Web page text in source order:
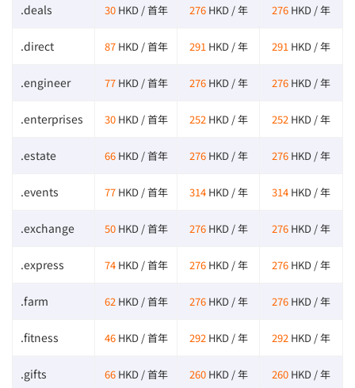
.deals 30 HKD / 首年 276 HKD / 年 276 HKD / 年
.direct 87 HKD / 首年 291 HKD / 年 291 HKD / 年
.engineer 77 HKD / 首年 276 HKD / 年 276 HKD / 年
.enterprises 30 HKD / 首年 252 HKD / 年 252 HKD / 年
.estate 66 HKD / 首年 276 HKD / 年 276 HKD / 年
.events 77 HKD / 首年 314 HKD / 年 314 HKD / 年
.exchange 50 HKD / 首年 276 HKD / 年 276 HKD / 年
.express 74 HKD / 首年 276 HKD / 年 276 HKD / 年
.farm 62 HKD / 首年 276 HKD / 年 276 HKD / 年
.fitness 46 HKD / 首年 292 HKD / 年 292 HKD / 年
.gifts 66 HKD / 首年 260 HKD / 年 260 HKD / 年